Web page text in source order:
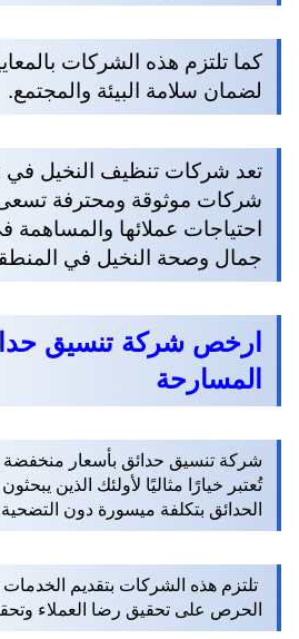
كما تلتزم هذه الشركات
لضمان سلامة البيئة والمجتمع.
تعد شركات تنظيف النخيل في
شركات موثوقة ومحترفة تسعى
احتياجات عملائها
جمال وصحة النخيل في
ارخص شركة تنسيق
المسارحة
شركة تنسيق حدائق بأسعار
تُعتبر خيارًا مثاليًا لأولئك الذين
الحدائق بتكلفة ميسورة دون
تلتزم هذه الشركات بتقديم الخدمات
الحرص على تحقيق رضا العملاء